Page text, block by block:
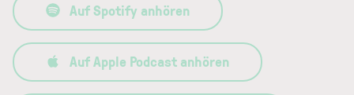
Auf Spotify anhören
Auf Apple Podcast anhören